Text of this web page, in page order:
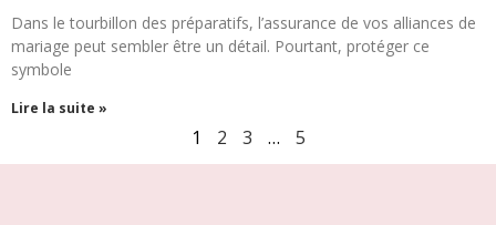
Dans le tourbillon des préparatifs, l’assurance de vos alliances de
mariage peut sembler être un détail. Pourtant, protéger ce
symbole
Lire la suite »
1 2 3 … 5